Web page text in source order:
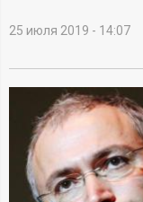
и
н
25 июля 2019 - 14:07